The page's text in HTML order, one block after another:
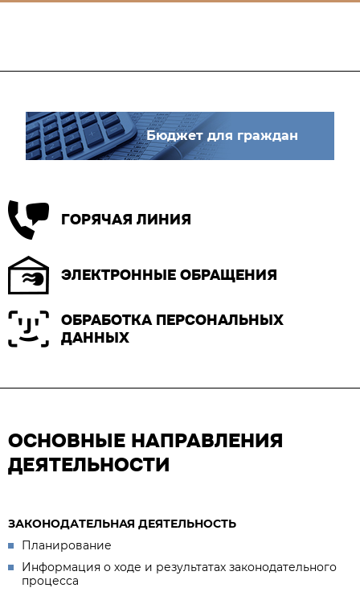
Бюджет для граждан
ГОРЯЧАЯ ЛИНИЯ
ЭЛЕКТРОННЫЕ ОБРАЩЕНИЯ
ОБРАБОТКА ПЕРСОНАЛЬНЫХ
ДАННЫХ
ОСНОВНЫЕ НАПРАВЛЕНИЯ
ДЕЯТЕЛЬНОСТИ
ЗАКОНОДАТЕЛЬНАЯ ДЕЯТЕЛЬНОСТЬ
Планирование
Информация о ходе и результатах законодательного
процесса